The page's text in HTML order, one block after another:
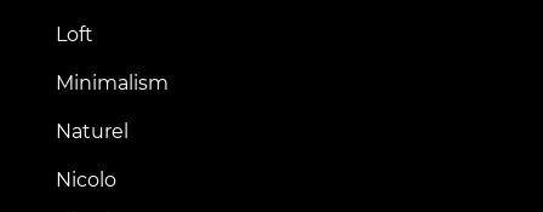
Loft
Minimalism
Naturel
Nicolo